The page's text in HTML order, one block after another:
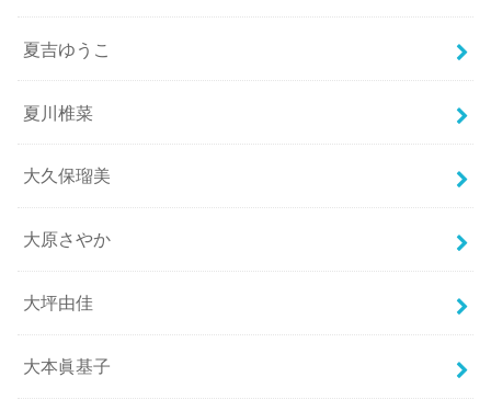
夏吉ゆうこ
夏川椎菜
大久保瑠美
大原さやか
大坪由佳
大本眞基子